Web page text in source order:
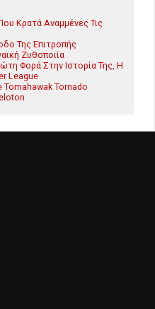
Κρατά Αναμμένες Τις
Της Επιτροπής
Ζυθοποιία
Φορά Στην Ιστορία Της, Η
League
Tomahawak Tornado